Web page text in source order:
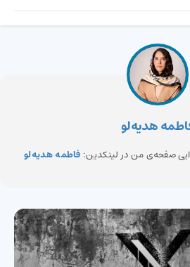
هدیه‌لو
صفحه‌ی من در لینکدین: فاطمه هدیه‌لو